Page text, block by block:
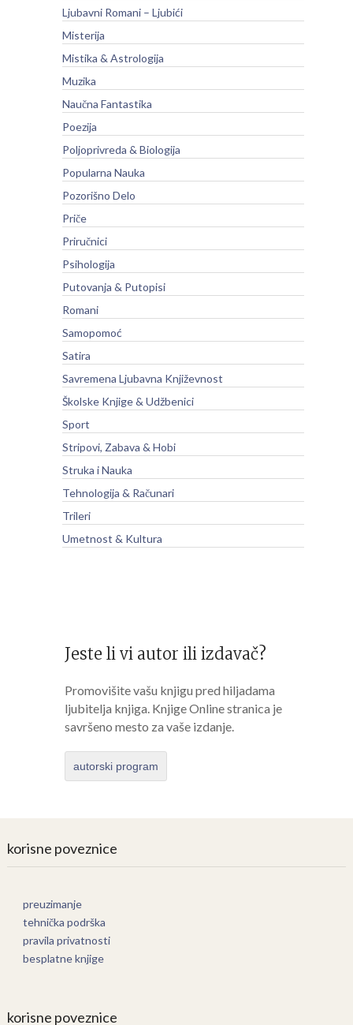
Ljubavni Romani – Ljubići
Misterija
Mistika & Astrologija
Muzika
Naučna Fantastika
Poezija
Poljoprivreda & Biologija
Popularna Nauka
Pozorišno Delo
Priče
Priručnici
Psihologija
Putovanja & Putopisi
Romani
Samopomoć
Satira
Savremena Ljubavna Književnost
Školske Knjige & Udžbenici
Sport
Stripovi, Zabava & Hobi
Struka i Nauka
Tehnologija & Računari
Trileri
Umetnost & Kultura
Jeste li vi autor ili izdavač?
Promovišite vašu knjigu pred hiljadama
ljubitelja knjiga. Knjige Online stranica je
savršeno mesto za vaše izdanje.
autorski program
korisne poveznice
preuzimanje
tehnička podrška
pravila privatnosti
besplatne knjige
korisne poveznice